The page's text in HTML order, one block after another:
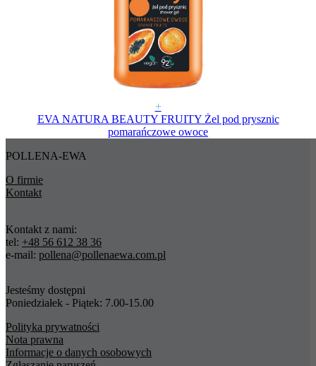
+
EVA NATURA BEAUTY FRUITY Żel pod prysznic
pomarańczowe owoce
POLLENA-EWA
O firmie
Kontakt
Kontakt z nami:
tel: +48 56 612 38 36
e-mail: pollena@pollenaewa.com.pl
Jesteśmy dostępni
Poniedziałek - Piątek: 7.00-15.00
Polityka prywatności
Nota prawna
Informacje o danych osobowych